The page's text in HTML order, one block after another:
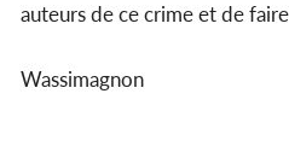
auteurs de ce crime et de
Wassimagnon